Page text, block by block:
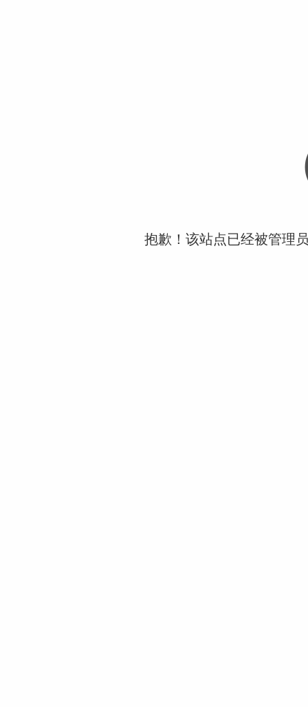
抱歉！该站点已经被管理